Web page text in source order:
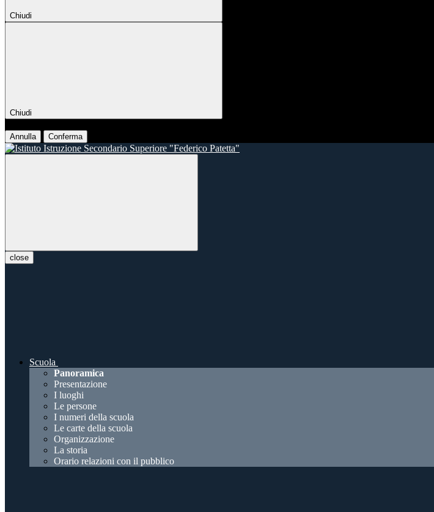
Chiudi
Chiudi
Annulla Conferma
close
Scuola
Panoramica
Presentazione
I luoghi
Le persone
I numeri della scuola
Le carte della scuola
Organizzazione
La storia
Orario relazioni con il pubblico